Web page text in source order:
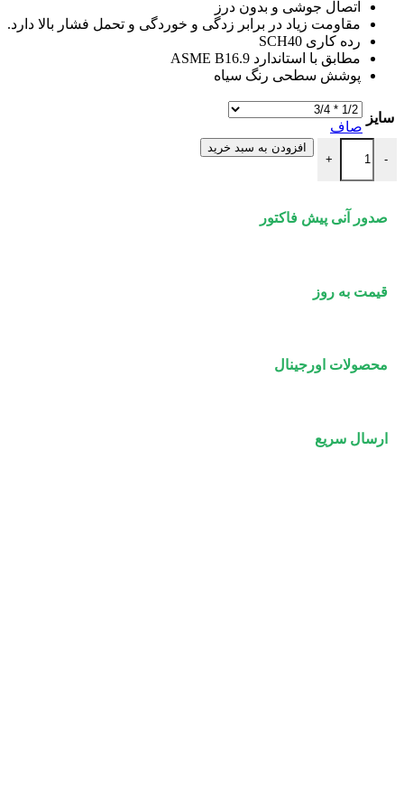
اتصال جوشی و بدون درز
مقاومت زیاد در برابر زدگی و خوردگی و تحمل فشار بالا دارد.
رده کاری SCH40
مطابق با استاندارد ASME B16.9
پوشش سطحی رنگ سیاه
سایز
صاف
-
سه راه مانیسمان رده 40 بنکن عدد
+
افزودن به سبد خرید
صدور آنی پیش فاکتور
قیمت به روز
محصولات اورجینال
ارسال سریع